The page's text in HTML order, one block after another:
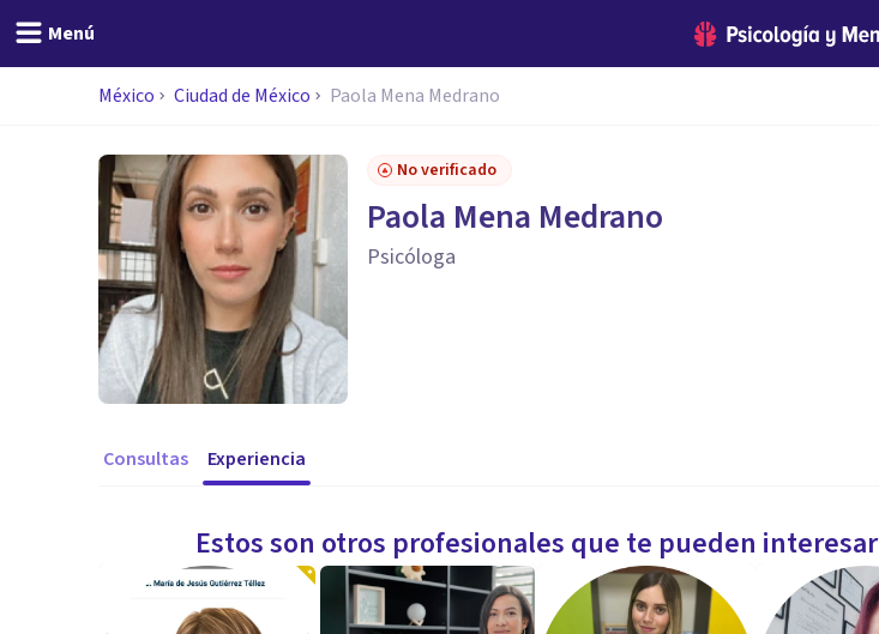
Menú
México Ciudad de México Paola Mena Medrano
No verificado
Paola Mena Medrano
Psicóloga
Consultas Experiencia
Estos son otros profesionales que te pueden interesar